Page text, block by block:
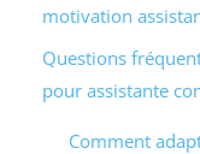
motivation
Questions
pour assistante
Comment